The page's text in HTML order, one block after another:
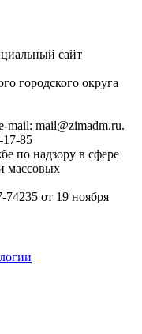
сайт
городского округа
mail: mail@zimadm.ru.
17-85
по надзору в сфере
массовых
от 19 ноября